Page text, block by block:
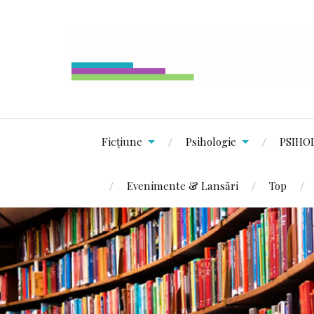
Ficțiune Psihologie
Evenimente & Lansări Top